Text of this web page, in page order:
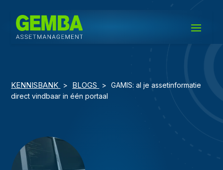
KENNISBANK > BLOGS >
GAMIS: al je assetinformatie
direct vindbaar in één portaal